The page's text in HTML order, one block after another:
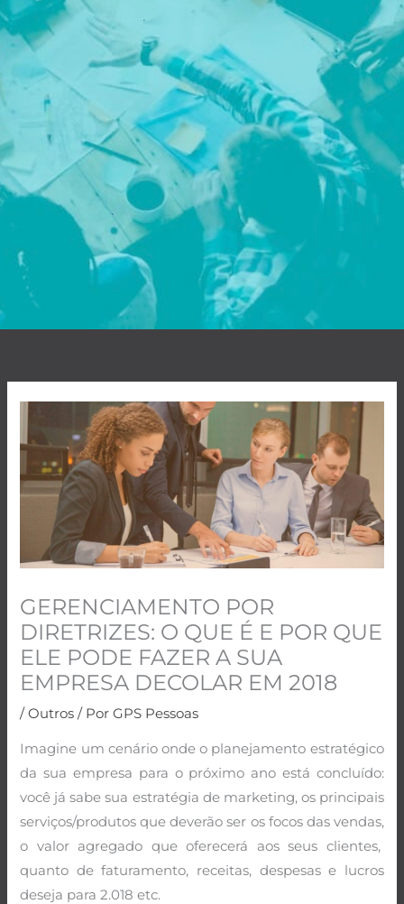
GERENCIAMENTO POR
DIRETRIZES: O QUE É E POR QUE
ELE PODE FAZER A SUA
EMPRESA DECOLAR EM 2018
/Outros / PorGPS Pessoas
Imagine um cenário onde o planejamento estratégico
da sua empresa para o próximo ano está concluído:
você já sabe sua estratégia de marketing, os principais
serviços/produtos que deverão ser os focos das vendas,
o valor agregado que oferecerá aos seus clientes,
quanto de faturamento, receitas, despesas e lucros
deseja para 2.018 etc.